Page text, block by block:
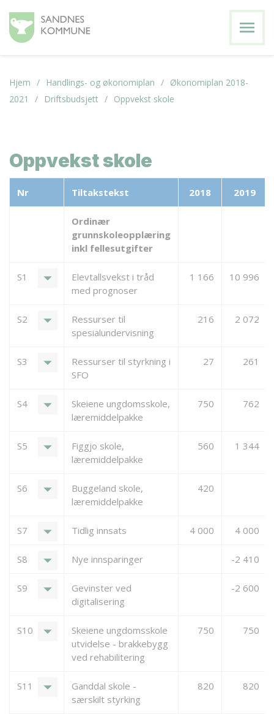
menu
Hjem Handlings- og økonomiplan
Økonomiplan 2018-
2021
Driftsbudsjett Oppvekst skole
Oppvekst skole
Nr Tiltakstekst 2018 2019
Ordinær
grunnskoleopplæring
inkl fellesutgifter
S1 arrow_drop_down
Elevtallsvekst i tråd
med prognoser
1 166 10 996
S2 arrow_drop_down
Ressurser til
spesialundervisning
216 2 072
S3 arrow_drop_down
Ressurser til styrkning i
SFO
27 261
S4 arrow_drop_down
Skeiene ungdomsskole,
læremiddelpakke
750 762
S5 arrow_drop_down
Figgjo skole,
læremiddelpakke
560 1 344
S6 arrow_drop_down
Buggeland skole,
læremiddelpakke
420
S7 arrow_drop_down Tidlig innsats 4 000 4 000
S8 arrow_drop_down Nye innsparinger -2 410
S9 arrow_drop_down
Gevinster ved
digitalisering
-2 600
S10 arrow_drop_down
Skeiene ungdomsskole
utvidelse - brakkebygg
ved rehabilitering
750 750
S11 arrow_drop_down
Ganddal skole -
særskilt styrking
820 820